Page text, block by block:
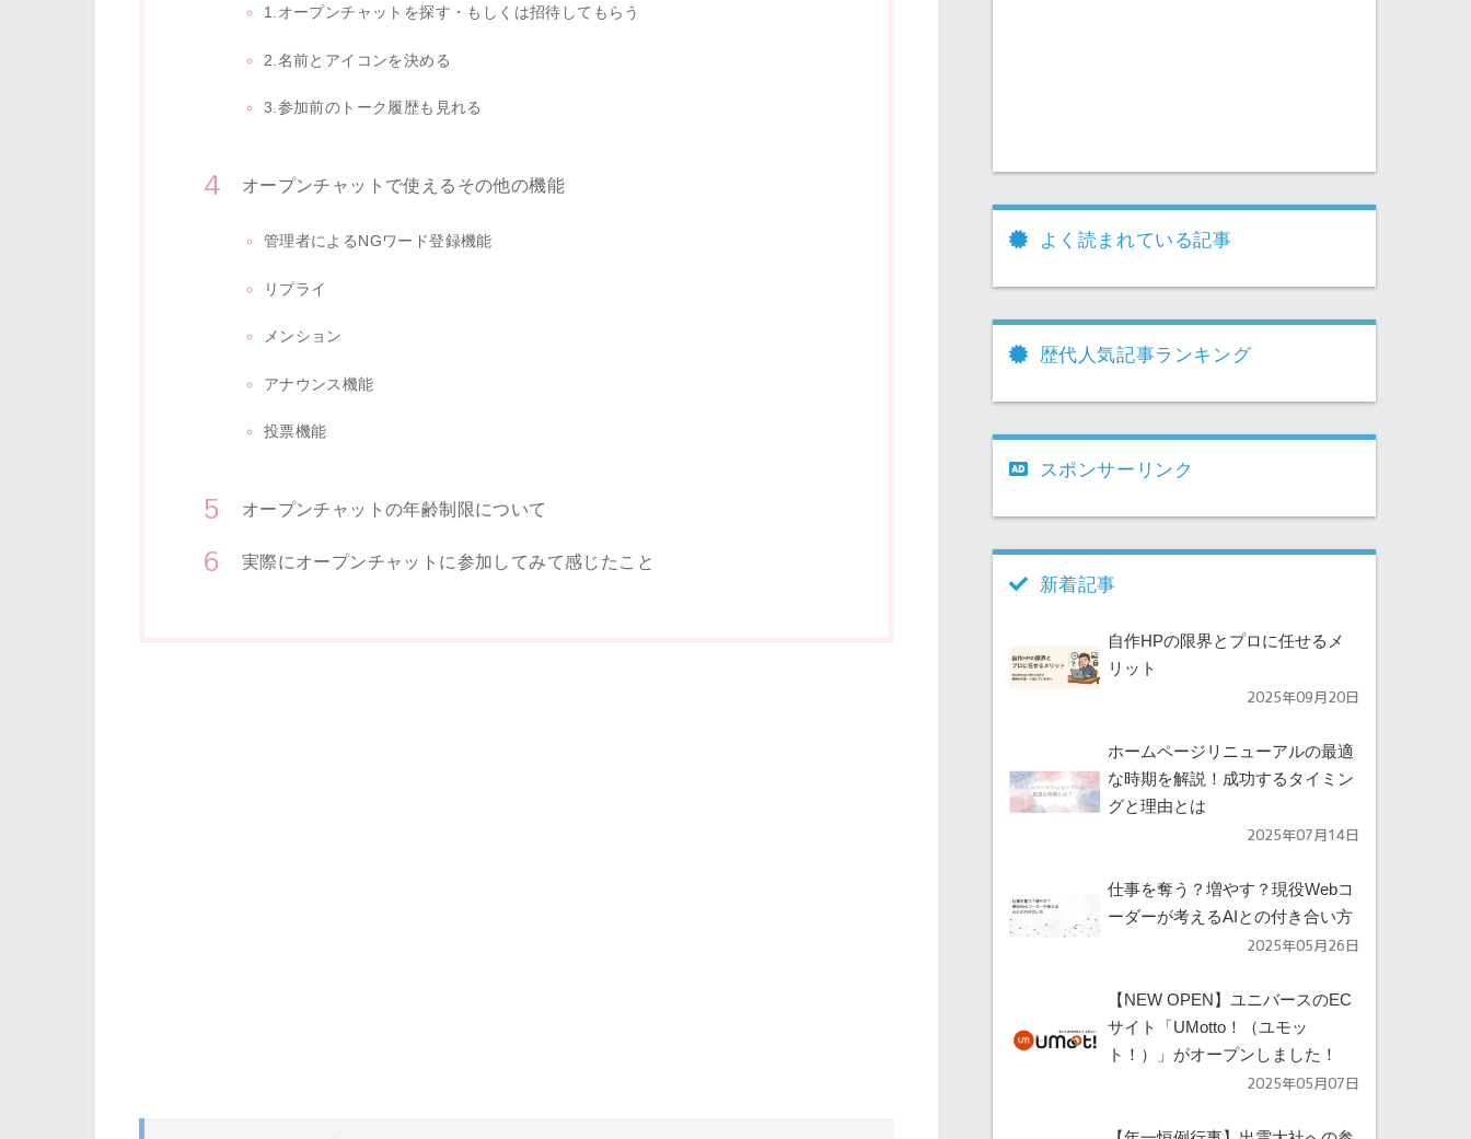
1.オープンチャットを探す・もしくは招待してもらう
2.名前とアイコンを決める
3.参加前のトーク履歴も見れる
オープンチャットで使えるその他の機能
管理者によるNGワード登録機能
リプライ
メンション
アナウンス機能
投票機能
オープンチャットの年齢制限について
実際にオープンチャットに参加してみて感じたこと
よく読まれている記事
歴代人気記事ランキング
スポンサーリンク
新着記事
自作HPの限界とプロに任せるメ
リット
2025年09月20日
ホームページリニューアルの最適
な時期を解説！成功するタイミン
グと理由とは
2025年07月14日
仕事を奪う？増やす？現役Webコ
ーダーが考えるAIとの付き合い方
2025年05月26日
【NEW OPEN】ユニバースのEC
サイト「UMotto！（ユモッ
ト！）」がオープンしました！
2025年05月07日